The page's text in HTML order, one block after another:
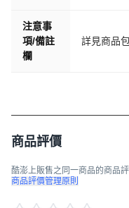
注意事
項/備註
欄
詳見商品
商品評價
酷澎上販售之同一商品的商品
商品評價管理原則